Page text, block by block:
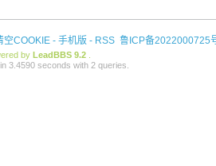
空COOKIE- 手机版 - RSS 鲁ICP备2022000725
by LeadBBS 9.2
3.4590 seconds with 2 queries.